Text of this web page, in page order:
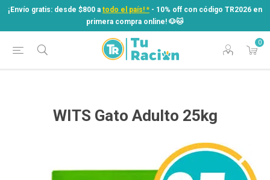
¡Envío gratis: desde $800 a todo el país! * - 10% off con código TR2026 en
primera compra online! ​🐶​🐱
0
¡Envío gratis: desde $800 atodo el país! *
- 10% off con código TR2026 en
primera compra online! ​🐶​🐱
WITS Gato Adulto 25kg